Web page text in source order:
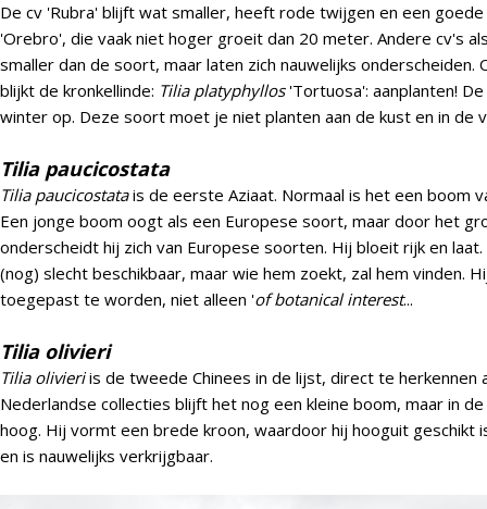
De cv 'Rubra' blijft wat smaller, heeft rode twijgen en een
'Orebro', die vaak niet hoger groeit dan 20 meter. Andere cv's
smaller dan de soort, maar laten zich nauwelijks onderscheiden.
blijkt de kronkellinde: Tilia platyphyllos'Tortuosa': aanplanten!
winter op. Deze soort moet je niet planten aan de kust en in de
Tilia paucicostata
Tilia paucicostatais de eerste Aziaat. Normaal is het een boom
Een jonge boom oogt als een Europese soort, maar door het
onderscheidt hij zich van Europese soorten. Hij bloeit rijk en
(nog) slecht beschikbaar, maar wie hem zoekt, zal hem vinden.
toegepast te worden, niet alleen 'of botanical interest...
Tilia olivieri
Tilia olivieriis de tweede Chinees in de lijst, direct te herkennen
Nederlandse collecties blijft het nog een kleine boom, maar in
hoog. Hij vormt een brede kroon, waardoor hij hooguit geschikt
en is nauwelijks verkrijgbaar.